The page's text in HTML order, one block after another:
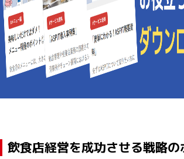
飲食店経営を成功させる戦略の